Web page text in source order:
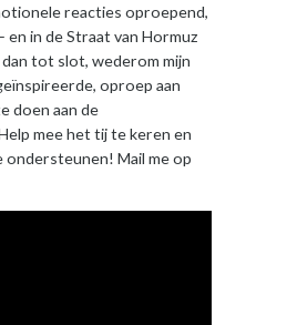
reacties oproepend,
in de Straat van Hormuz
tot slot, wederom mijn
oproep aan
doen aan de
mee het tij te keren en
Mail me op